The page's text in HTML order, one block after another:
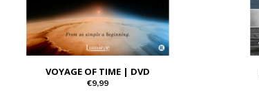
VOYAGE OF TIME | DVD
€9,99